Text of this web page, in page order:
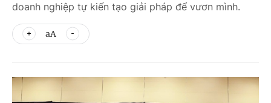
doanh nghiệp tự kiến tạo giải pháp để vươn mình.
aA